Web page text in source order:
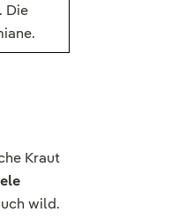
Die
Kraut
wild.